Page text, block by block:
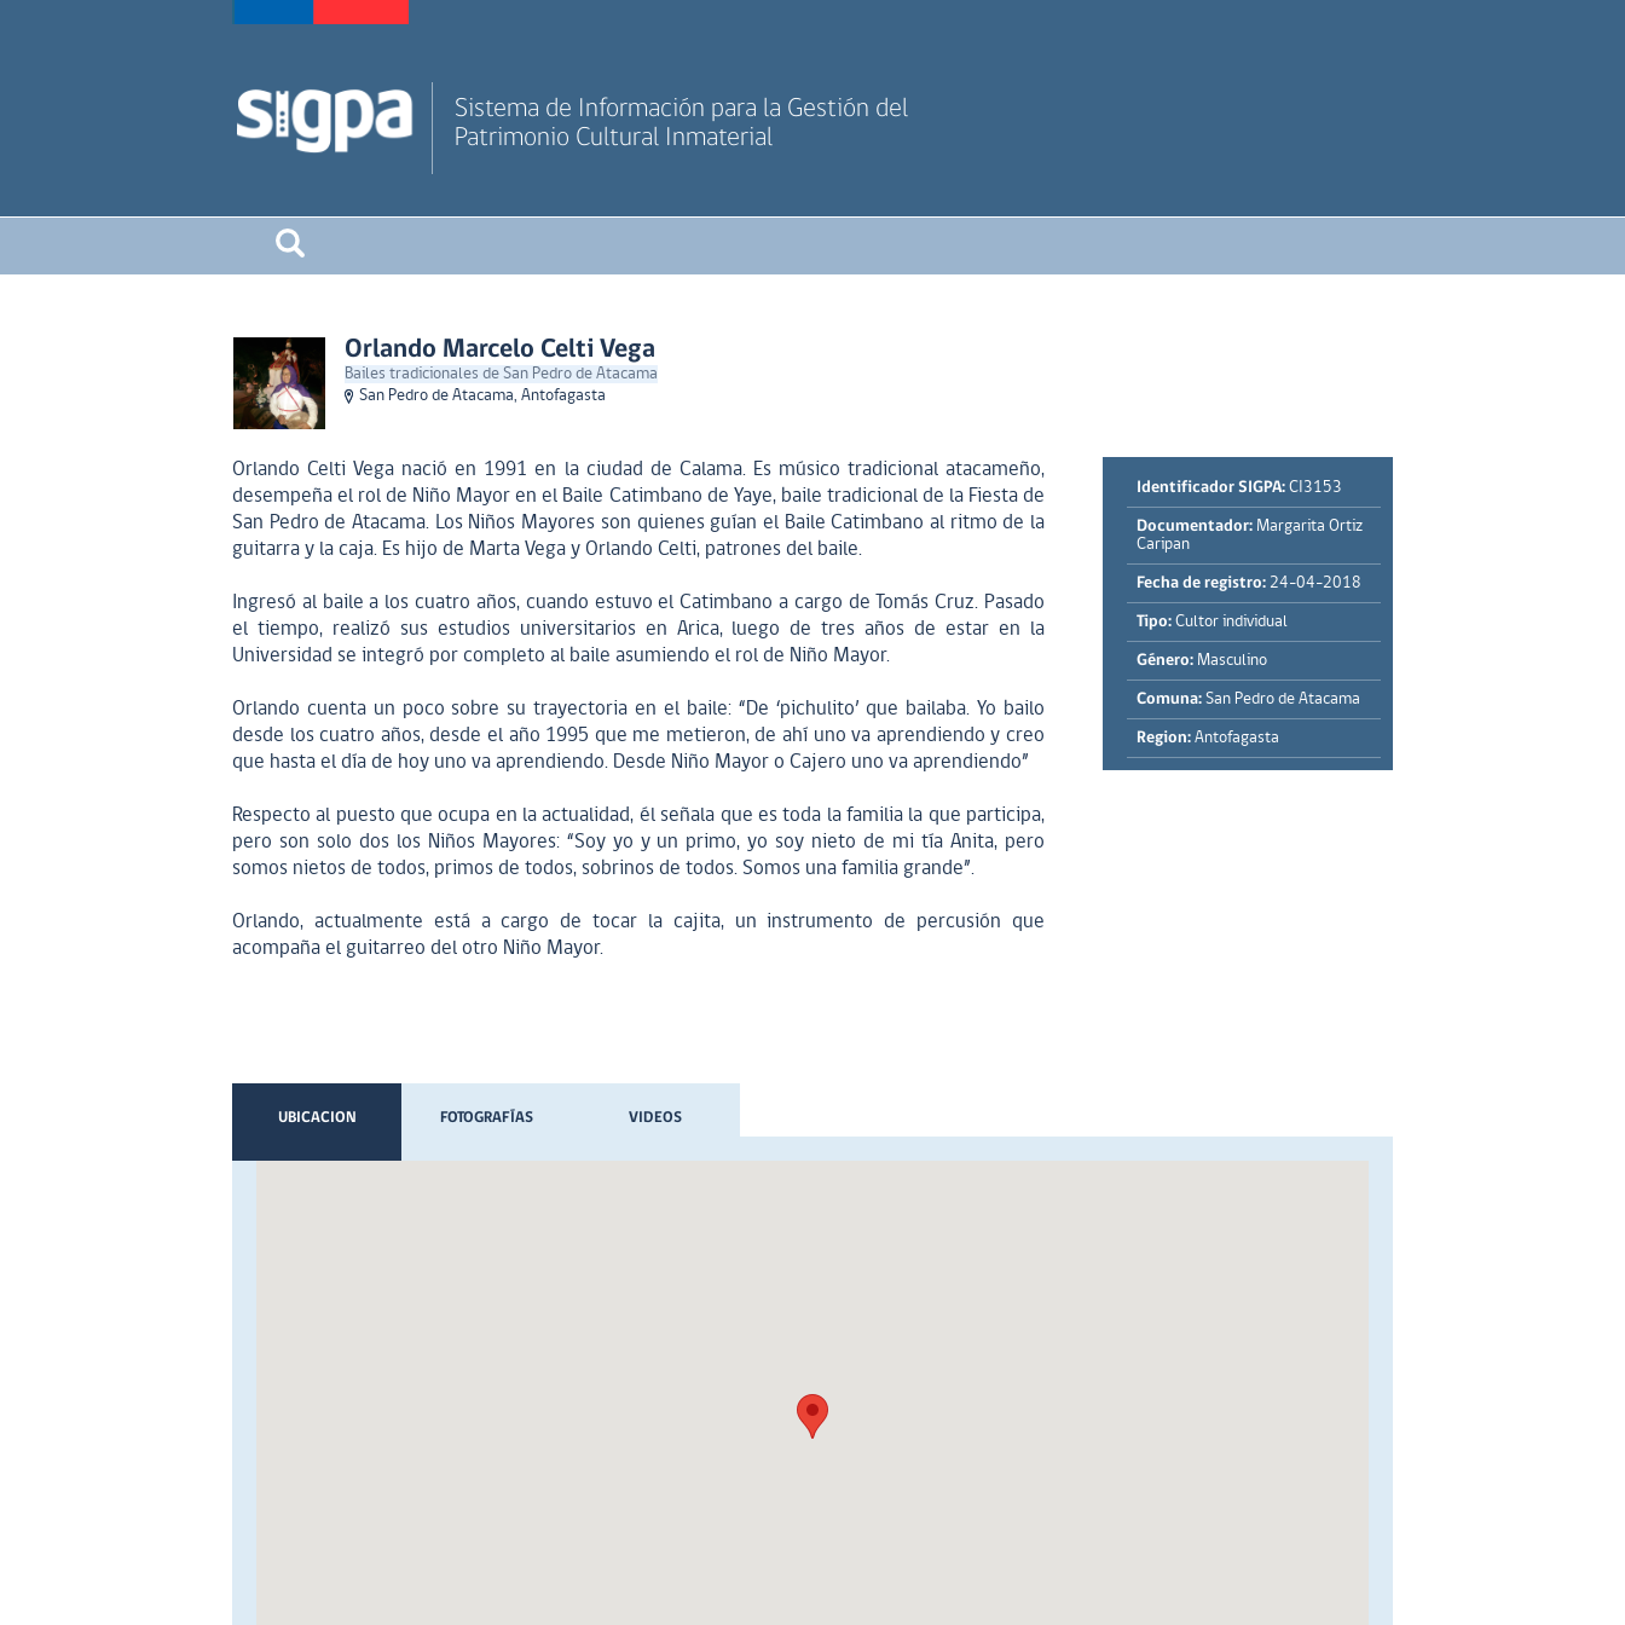
Sistema de Información para la Gestión del
Patrimonio Cultural Inmaterial
Orlando Marcelo Celti Vega
Bailes tradicionales de San Pedro de Atacama
San Pedro de Atacama, Antofagasta
Orlando Celti Vega nació en 1991 en la ciudad de Calama. Es músico tradicional atacameño,
desempeña el rol de Niño Mayor en el Baile Catimbano de Yaye, baile tradicional de la Fiesta de
San Pedro de Atacama. Los Niños Mayores son quienes guían el Baile Catimbano al ritmo de la
guitarra y la caja. Es hijo de Marta Vega y Orlando Celti, patrones del baile.
Ingresó al baile a los cuatro años, cuando estuvo el Catimbano a cargo de Tomás Cruz. Pasado
el tiempo, realizó sus estudios universitarios en Arica, luego de tres años de estar en la
Universidad se integró por completo al baile asumiendo el rol de Niño Mayor.
Orlando cuenta un poco sobre su trayectoria en el baile: “De ‘pichulito’ que bailaba. Yo bailo
desde los cuatro años, desde el año 1995 que me metieron, de ahí uno va aprendiendo y creo
que hasta el día de hoy uno va aprendiendo. Desde Niño Mayor o Cajero uno va aprendiendo”
Respecto al puesto que ocupa en la actualidad, él señala que es toda la familia la que participa,
pero son solo dos los Niños Mayores: “Soy yo y un primo, yo soy nieto de mi tía Anita, pero
somos nietos de todos, primos de todos, sobrinos de todos. Somos una familia grande”.
Orlando, actualmente está a cargo de tocar la cajita, un instrumento de percusión que
acompaña el guitarreo del otro Niño Mayor.
Identificador SIGPA: CI3153
Documentador: Margarita Ortiz
Caripan
Fecha de registro: 24-04-2018
Tipo: Cultor individual
Género: Masculino
Comuna: San Pedro de Atacama
Region: Antofagasta
UBICACION FOTOGRAFÍAS VIDEOS